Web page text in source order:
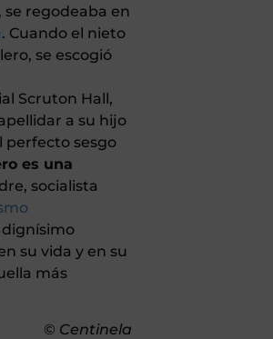
regodeaba en
. Cuando el nieto
se escogió
Scruton Hall,
a su hijo
perfecto sesgo
es una
socialista
dignísimo
su vida y en su
más
© Centinela